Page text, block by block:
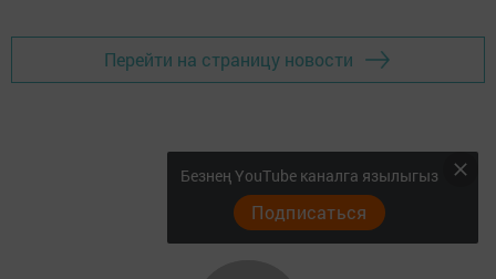
Перейти на страницу новости
Безнең YouTube каналга язылыгыз
Подписаться